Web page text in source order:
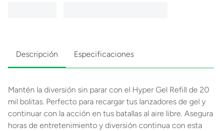
Descripción Especificaciones
Mantén la diversión sin parar con el Hyper Gel Refill de 20
mil bolitas. Perfecto para recargar tus lanzadores de gel y
continuar con la acción en tus batallas al aire libre. Asegura
horas de entretenimiento y diversión continua con esta